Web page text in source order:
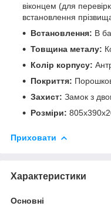
віконцем (для
встановлення
Встановлення: В
Товщина металу:
Колір корпусу:
Покриття:
Захист: Замок з
Розміри:
Приховати
Характеристики
Основні